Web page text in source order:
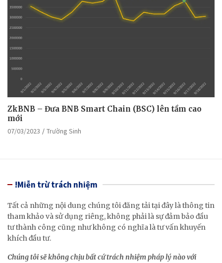
ZkBNB – Đưa BNB Smart Chain (BSC) lên tầm cao
mới
07/03/2023 Trường Sinh
!Miễn trừ trách nhiệm
Tất cả những nội dung chúng tôi đăng tải tại đây là thông tin
tham khảo và sử dụng riêng, không phải là sự đảm bảo đầu
tư thành công cũng như không có nghĩa là tư vấn khuyến
khích đầu tư.
Chúng tôi sẽ không chịu bất cứ trách nhiệm pháp lý nào với